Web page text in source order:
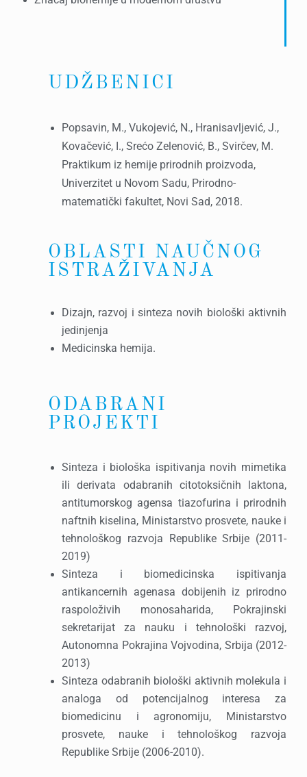
UDŽBENICI
Popsavin, M., Vukojević, N., Hranisavljević, J.,
Kovačević, I., Srećo Zelenović, B., Svirčev, M.
Praktikum iz hemije prirodnih proizvoda,
Univerzitet u Novom Sadu, Prirodno-
matematički fakultet, Novi Sad, 2018.
OBLASTI NAUČNOG
ISTRAŽIVANJA
Dizajn, razvoj i sinteza novih biološki aktivnih
jedinjenja
Medicinska hemija.
ODABRANI
PROJEKTI
Sinteza i biološka ispitivanja novih mimetika
ili derivata odabranih citotoksičnih laktona,
antitumorskog agensa tiazofurina i prirodnih
naftnih kiselina, Ministarstvo prosvete, nauke i
tehnološkog razvoja Republike Srbije (2011-
2019)
Sinteza i biomedicinska ispitivanja
antikancernih agenasa dobijenih iz prirodno
raspoloživih monosaharida, Pokrajinski
sekretarijat za nauku i tehnološki razvoj,
Autonomna Pokrajina Vojvodina, Srbija (2012-
2013)
Sinteza odabranih biološki aktivnih molekula i
analoga od potencijalnog interesa za
biomedicinu i agronomiju, Ministarstvo
prosvete, nauke i tehnološkog razvoja
Republike Srbije (2006-2010).